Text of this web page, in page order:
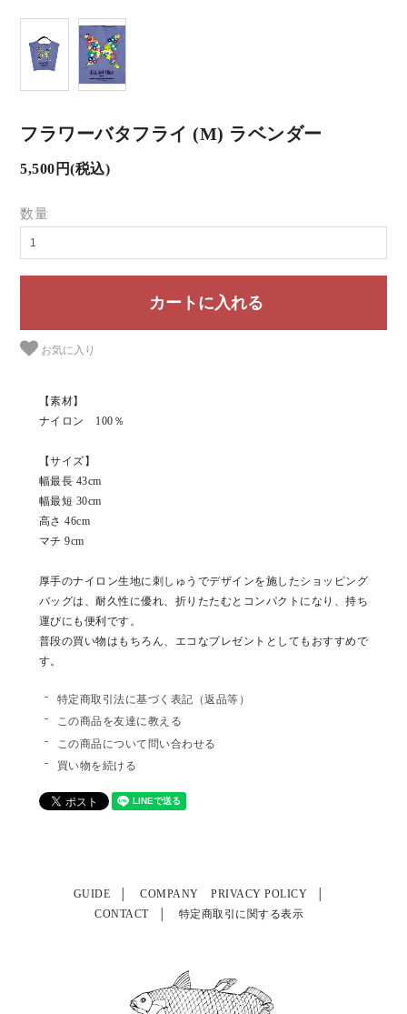
フラワーバタフライ (M) ラベンダー
5,500円(税込)
数量
お気に入り
【素材】
ナイロン 100％
【サイズ】
幅最長 43cm
幅最短 30cm
高さ 46cm
マチ 9cm
厚手のナイロン生地に刺しゅうでデザインを施したショッピング
バッグは、耐久性に優れ、折りたたむとコンパクトになり、持ち
運びにも便利です。
普段の買い物はもちろん、エコなプレゼントとしてもおすすめで
す。
特定商取引法に基づく表記（返品等）
この商品を友達に教える
この商品について問い合わせる
買い物を続ける
GUIDE COMPANY
PRIVACY POLICY
CONTACT
特定商取引に関する表示